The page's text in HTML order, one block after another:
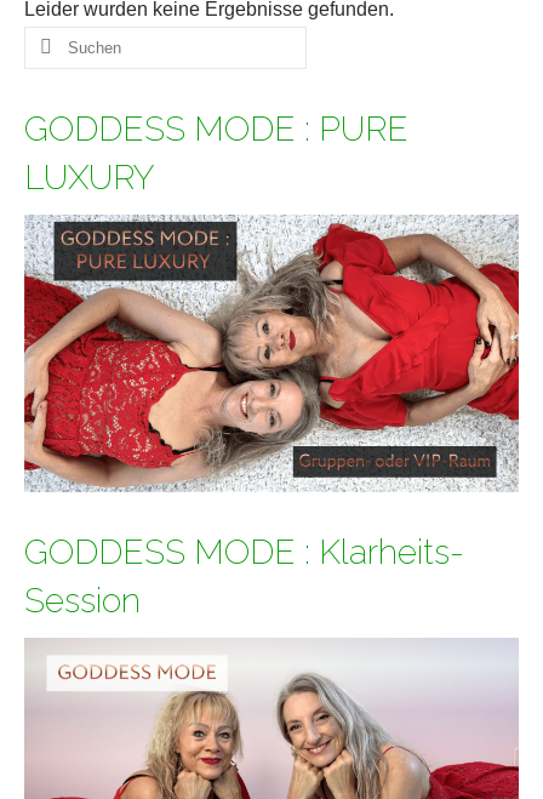
Leider wurden keine Ergebnisse gefunden.
Suchen
nach:
GODDESS MODE : PURE
LUXURY
GODDESS MODE : Klarheits-
Session